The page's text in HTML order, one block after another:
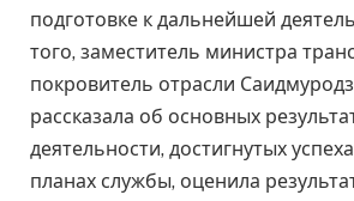
подготовке к дальнейшей
того, заместитель министра
покровитель отрасли
рассказала об основных
деятельности, достигнутых
планах службы, оценила